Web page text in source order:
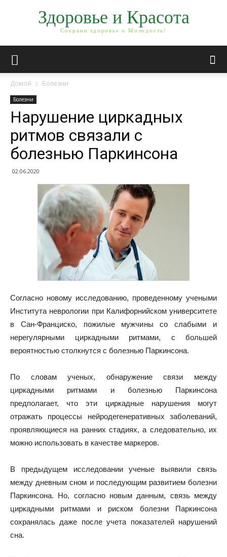
Здоровье и Красота
Сохрани здоровье и Молодость!
Домой Болезни
Болезни
Нарушение циркадных
ритмов связали с
болезнью Паркинсона
02.06.2020
Согласно новому исследованию, проведенному учеными
Института неврологии при Калифорнийском университете
в Сан-Франциско, пожилые мужчины со слабыми и
нерегулярными циркадными ритмами, с большей
вероятностью столкнутся с болезнью Паркинсона.
По словам ученых, обнаружение связи между
циркадными ритмами и болезнью Паркинсона
предполагает, что эти циркадные нарушения могут
отражать процессы нейродегенеративных заболеваний,
проявляющиеся на ранних стадиях, а следовательно, их
можно использовать в качестве маркеров.
В предыдущем исследовании ученые выявили связь
между дневным сном и последующим развитием болезни
Паркинсона. Но, согласно новым данным, связь между
циркадными ритмами и риском болезни Паркинсона
сохранялась даже после учета показателей нарушений
сна.